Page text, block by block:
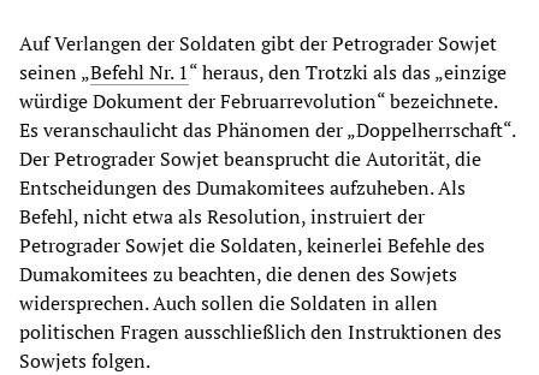
Auf Verlangen der Soldaten gibt der Petrograder Sowjet
seinen „Befehl Nr. 1“ heraus, den Trotzki als das „einzige
würdige Dokument der Februarrevolution“ bezeichnete.
Es veranschaulicht das Phänomen der „Doppelherrschaft“.
Der Petrograder Sowjet beansprucht die Autorität, die
Entscheidungen des Dumakomitees aufzuheben. Als
Befehl, nicht etwa als Resolution, instruiert der
Petrograder Sowjet die Soldaten, keinerlei Befehle des
Dumakomitees zu beachten, die denen des Sowjets
widersprechen. Auch sollen die Soldaten in allen
politischen Fragen ausschließlich den Instruktionen des
Sowjets folgen.